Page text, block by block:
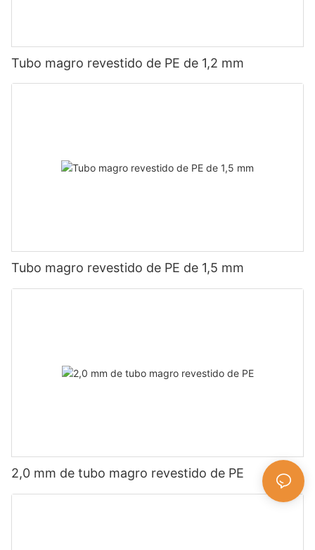
Tubo magro revestido de PE de 1,2 mm
Tubo magro revestido de PE de 1,5 mm
2,0 mm de tubo magro revestido de PE